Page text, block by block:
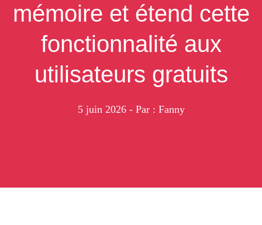
mémoire et étend cette
fonctionnalité aux
utilisateurs gratuits
5 juin 2026 - Par : Fanny